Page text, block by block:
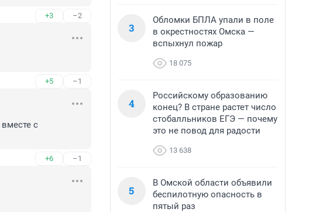
+3 –2
+5 –1
с
+6 –1
3
Обломки БПЛА упали в поле
в окрестностях Омска —
вспыхнул пожар
18 075
4
Российскому образованию
конец? В стране растет число
стобалльников ЕГЭ — почему
это не повод для радости
13 638
5
В Омской области объявили
беспилотную опасность в
пятый раз